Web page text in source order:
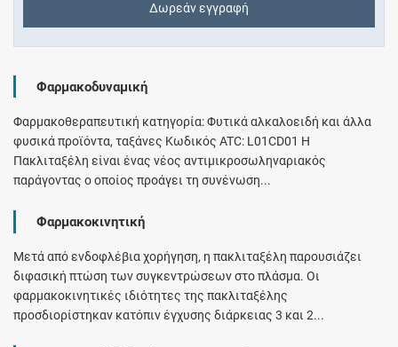
Δωρεάν εγγραφή
Φαρμακοδυναμική
Φαρμακοθεραπευτική κατηγορία: Φυτικά αλκαλοειδή και άλλα
φυσικά προϊόντα, ταξάνες Κωδικός ATC: L01CD01 Η
Πακλιταξέλη είναι ένας νέος αντιμικροσωληναριακός
παράγοντας ο οποίος προάγει τη συνένωση...
Φαρμακοκινητική
Μετά από ενδοφλέβια χορήγηση, η πακλιταξέλη παρουσιάζει
διφασική πτώση των συγκεντρώσεων στο πλάσμα. Οι
φαρμακοκινητικές ιδιότητες της πακλιταξέλης
προσδιορίστηκαν κατόπιν έγχυσης διάρκειας 3 και 2...